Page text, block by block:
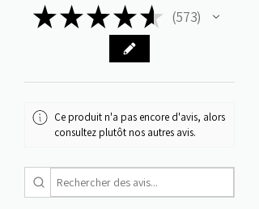
★★★★★ 573
573
Ce produit n'a pas encore d'avis, alors
consultez plutôt nos autres avis.